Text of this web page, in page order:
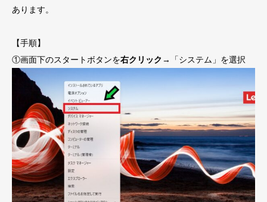
あります。
【手順】
①画面下のスタートボタンを右クリック →「システム」を選択